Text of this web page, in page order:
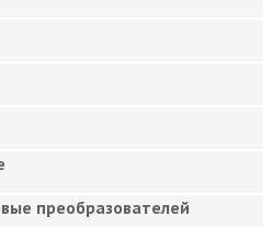
преобразователей